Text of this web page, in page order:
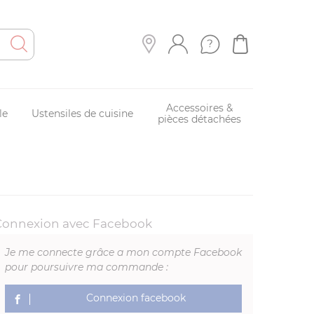
Ustensiles de cuisine
Accessoires &
pièces détachées
avec Facebook
Je me connecte grâce a mon compte Facebook
pour poursuivre ma commande :
Connexion facebook